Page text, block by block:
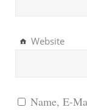
Website
Name, E-